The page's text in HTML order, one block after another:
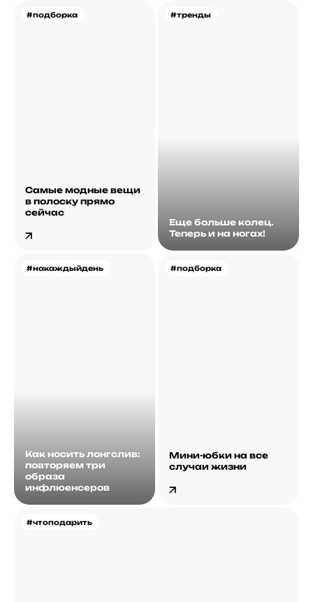
#подборка
Самые модные вещи
в полоску прямо
сейчас
#тренды
Еще больше колец.
Теперь и на ногах!
#накаждыйдень
Как носить лонгслив:
повторяем три
образа
инфлюенсеров
#чтоподарить
#подборка
Мини-юбки на все
случаи жизни